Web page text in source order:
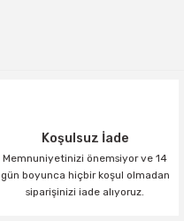
Koşulsuz İade
Memnuniyetinizi önemsiyor ve 14
gün boyunca hiçbir koşul olmadan
siparişinizi iade alıyoruz.